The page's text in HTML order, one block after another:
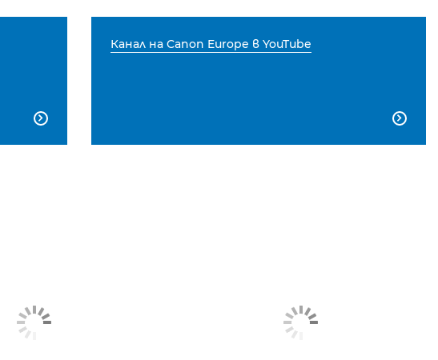

Канал на Canon Europe в YouTube
